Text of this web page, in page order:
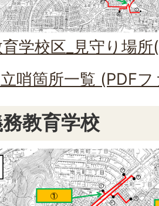
学校区_見守り場
哨箇所一覧 (PDF
教育学校